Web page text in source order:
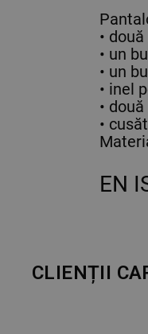
•
• un
• un
• inel
•
•
EN
CLIENȚII